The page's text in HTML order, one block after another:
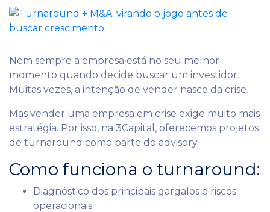
Nem sempre a empresa está no seu melhor
momento quando decide buscar um investidor.
Muitas vezes, a intenção de vender nasce da crise.
Mas vender uma empresa em crise exige muito mais
estratégia. Por isso, na 3Capital, oferecemos projetos
de turnaround como parte do advisory.
Como funciona o turnaround:
Diagnóstico dos principais gargalos e riscos
operacionais